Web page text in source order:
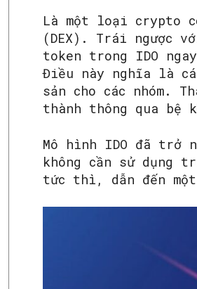
Là một loại crypto
(DEX). Trái ngược
token trong IDO
Điều này nghĩa là
sản cho các nhóm.
thành thông qua bệ
Mô hình IDO đã trở
không cần sử dụng
tức thì, dẫn đến